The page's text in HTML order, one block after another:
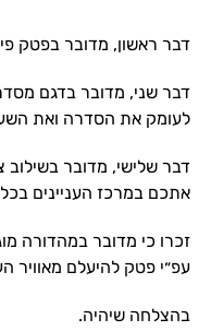
דבר ראשון, מדובר בפטק
דבר שני, מדובר בדגם
לעומק את הסדרה ואת
דבר שלישי, מדובר בשילוב
אתכם במרכז העניינים בכל
עפ״י פטק להיעלם מאוויר
בהצלחה שיהיה.